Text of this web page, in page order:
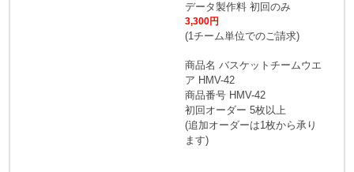
データ製作料 初回のみ
3,300円
(1チーム単位でのご請求)
商品名 バスケットチームウエ
ア HMV-42
商品番号 HMV-42
初回オーダー 5枚以上
(追加オーダーは1枚から承り
ます)